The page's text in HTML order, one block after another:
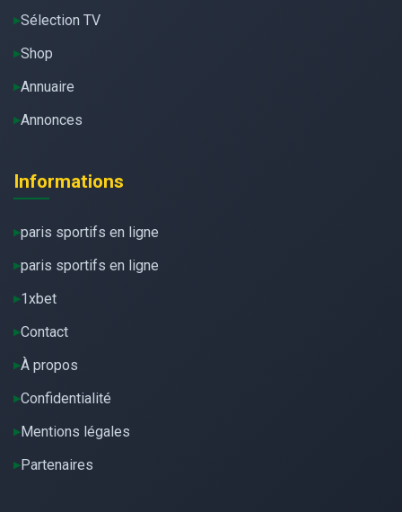
Sélection TV
Shop
Annuaire
Annonces
Informations
paris sportifs en ligne
paris sportifs en ligne
1xbet
Contact
À propos
Confidentialité
Mentions légales
Partenaires